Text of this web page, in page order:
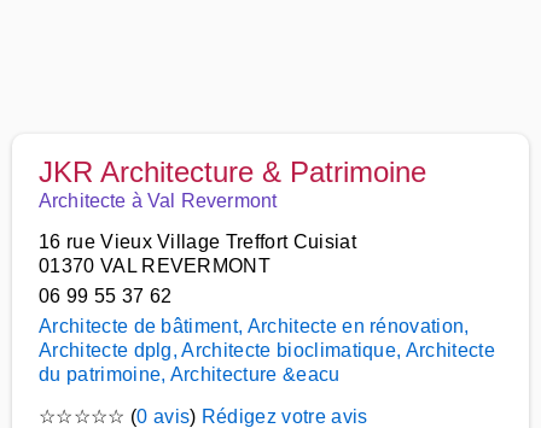
JKR Architecture & Patrimoine
Architecte à Val Revermont
16 rue Vieux Village Treffort Cuisiat
01370 VAL REVERMONT
06 99 55 37 62
Architecte de bâtiment, Architecte en rénovation,
Architecte dplg, Architecte bioclimatique, Architecte
du patrimoine, Architecture &eacu
☆☆☆☆☆ (0 avis) Rédigez votre avis